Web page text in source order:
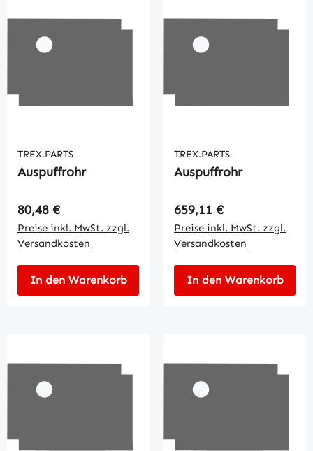
TREX.PARTS
Auspuffrohr
Regulärer Preis:
80,48 €
Preise inkl. MwSt. zzgl.
Versandkosten
In den Warenkorb
TREX.PARTS
Auspuffrohr
Regulärer Preis:
659,11 €
Preise inkl. MwSt. zzgl.
Versandkosten
In den Warenkorb